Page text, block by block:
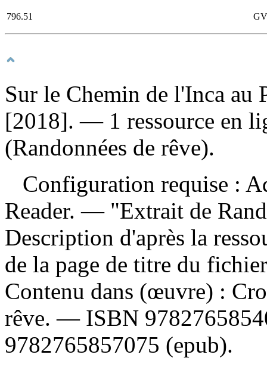
796.51
Sur le Chemin de l'Inca au
[2018]. — 1 ressource en
(Randonnées de rêve).
Configuration requise :
Reader. — "Extrait de
Description d'après la
de la page de titre du
Contenu dans (œuvre) :
rêve. — ISBN
9782765857075 (epub).